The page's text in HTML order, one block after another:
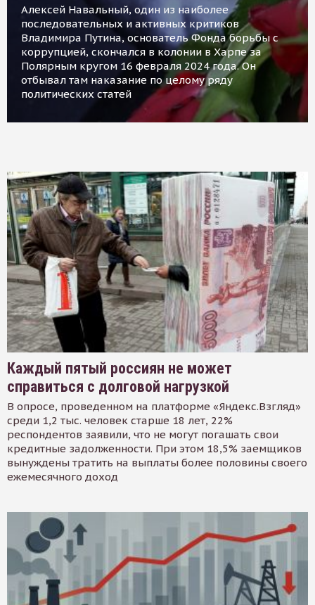
Алексей Навальный, один из наиболее
последовательных и активных критиков
Владимира Путина, основатель Фонда борьбы с
коррупцией, скончался в колонии в Харпе за
Полярным кругом 16 февраля 2024 года. Он
отбывал там наказание по целому ряду
политических статей
Каждый пятый россиян не может
справиться с долговой нагрузкой
В опросе, проведенном на платформе «Яндекс.Взгляд»
среди 1,2 тыс. человек старше 18 лет, 22%
респондентов заявили, что не могут погашать свои
кредитные задолженности. При этом 18,5% заемщиков
вынуждены тратить на выплаты более половины своего
ежемесячного доход